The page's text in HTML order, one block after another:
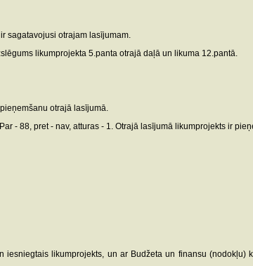
sagatavojusi otrajam lasījumam.
likumprojekta 5.panta otrajā daļā un likuma 12.pantā.
otrajā lasījumā.
- 88, pret - nav, atturas - 1. Otrajā lasījumā likumprojekts ir
likumprojekts, un ar Budžeta un finansu (nodokļu)